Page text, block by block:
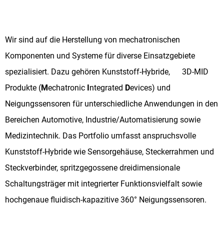
Wir sind auf die Herstellung von mechatronischen
Komponenten und Systeme für diverse Einsatzgebiete
spezialisiert. Dazu gehören Kunststoff-Hybride, 3D-MID
Produkte (Mechatronic Integrated Devices) und
Neigungssensoren für unterschiedliche Anwendungen in den
Bereichen Automotive, Industrie/Automatisierung sowie
Medizintechnik. Das Portfolio umfasst anspruchsvolle
Kunststoff-Hybride wie Sensorgehäuse, Steckerrahmen und
Steckverbinder, spritzgegossene dreidimensionale
Schaltungsträger mit integrierter Funktionsvielfalt sowie
hochgenaue fluidisch-kapazitive 360° Neigungssensoren.